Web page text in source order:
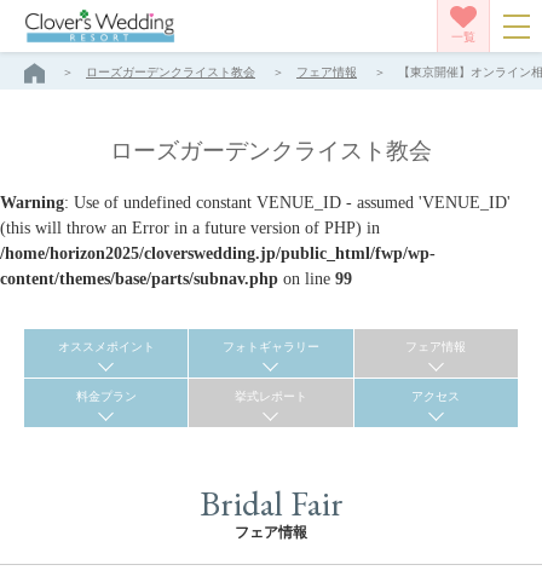
一覧
ローズガーデンクライスト教会 フェア情報 【東京開催】オンライ
ローズガーデンクライスト教会
Warning: Use of undefined constant VENUE_ID - assumed 'VENUE_ID'
(this will throw an Error in a future version of PHP) in
/home/horizon2025/cloverswedding.jp/public_html/fwp/wp-
content/themes/base/parts/subnav.php on line 99
オススメポイント フォトギャラリー フェア情報
料金プラン 挙式レポート アクセス
Bridal Fair
フェア情報